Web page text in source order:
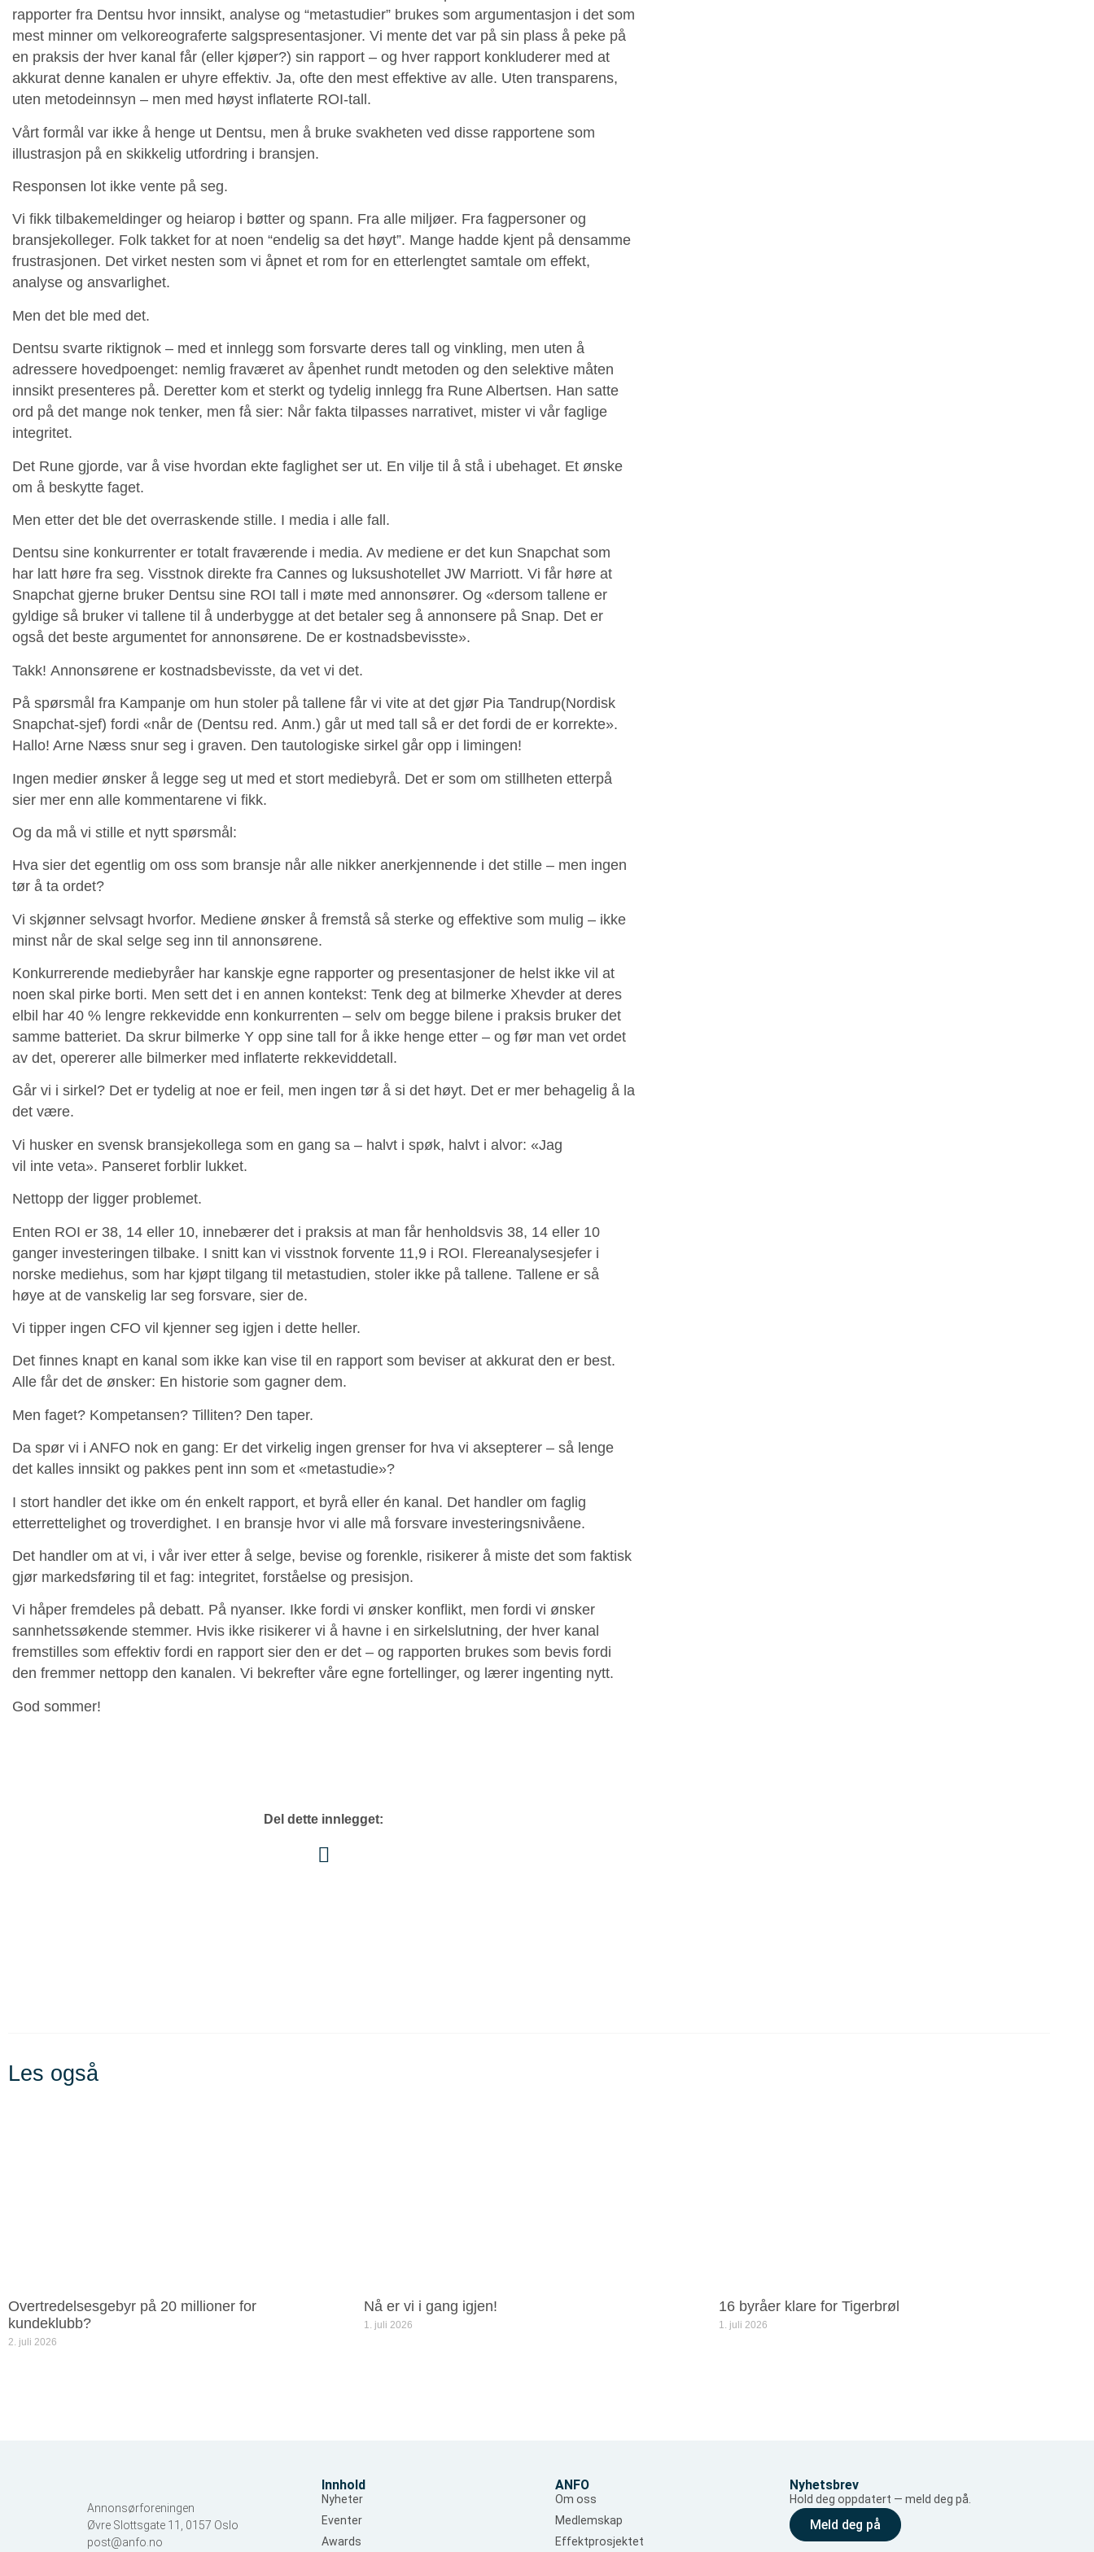
rapporter fra Dentsu hvor innsikt, analyse og “metastudier” brukes som argumentasjon i det som
mest minner om velkoreograferte salgspresentasjoner. Vi mente det var på sin plass å peke på
en praksis der hver kanal får (eller kjøper?) sin rapport – og hver rapport konkluderer med at
akkurat denne kanalen er uhyre effektiv. Ja, ofte den mest effektive av alle. Uten transparens,
uten metodeinnsyn – men med høyst inflaterte ROI-tall.
Vårt formål var ikke å henge ut Dentsu, men å bruke svakheten ved disse rapportene som
illustrasjon på en skikkelig utfordring i bransjen.
Responsen lot ikke vente på seg.
Vi fikk tilbakemeldinger og heiarop i bøtter og spann. Fra alle miljøer. Fra fagpersoner og
bransjekolleger. Folk takket for at noen “endelig sa det høyt”. Mange hadde kjent på densamme
frustrasjonen. Det virket nesten som vi åpnet et rom for en etterlengtet samtale om effekt,
analyse og ansvarlighet.
Men det ble med det.
Dentsu svarte riktignok – med et innlegg som forsvarte deres tall og vinkling, men uten å
adressere hovedpoenget: nemlig fraværet av åpenhet rundt metoden og den selektive måten
innsikt presenteres på. Deretter kom et sterkt og tydelig innlegg fra Rune Albertsen. Han satte
ord på det mange nok tenker, men få sier: Når fakta tilpasses narrativet, mister vi vår faglige
integritet.
Det Rune gjorde, var å vise hvordan ekte faglighet ser ut. En vilje til å stå i ubehaget. Et ønske
om å beskytte faget.
Men etter det ble det overraskende stille. I media i alle fall.
Dentsu sine konkurrenter er totalt fraværende i media. Av mediene er det kun Snapchat som
har latt høre fra seg. Visstnok direkte fra Cannes og luksushotellet JW Marriott. Vi får høre at
Snapchat gjerne bruker Dentsu sine ROI tall i møte med annonsører. Og «dersom tallene er
gyldige så bruker vi tallene til å underbygge at det betaler seg å annonsere på Snap. Det er
også det beste argumentet for annonsørene. De er kostnadsbevisste».
Takk! Annonsørene er kostnadsbevisste, da vet vi det.
På spørsmål fra Kampanje om hun stoler på tallene får vi vite at det gjør Pia Tandrup(Nordisk
Snapchat-sjef) fordi «når de (Dentsu red. Anm.) går ut med tall så er det fordi de er korrekte».
Hallo! Arne Næss snur seg i graven. Den tautologiske sirkel går opp i limingen!
Ingen medier ønsker å legge seg ut med et stort mediebyrå. Det er som om stillheten etterpå
sier mer enn alle kommentarene vi fikk.
Og da må vi stille et nytt spørsmål:
Hva sier det egentlig om oss som bransje når alle nikker anerkjennende i det stille – men ingen
tør å ta ordet?
Vi skjønner selvsagt hvorfor. Mediene ønsker å fremstå så sterke og effektive som mulig – ikke
minst når de skal selge seg inn til annonsørene.
Konkurrerende mediebyråer har kanskje egne rapporter og presentasjoner de helst ikke vil at
noen skal pirke borti. Men sett det i en annen kontekst: Tenk deg at bilmerke Xhevder at deres
elbil har 40 % lengre rekkevidde enn konkurrenten – selv om begge bilene i praksis bruker det
samme batteriet. Da skrur bilmerke Y opp sine tall for å ikke henge etter – og før man vet ordet
av det, opererer alle bilmerker med inflaterte rekkeviddetall.
Går vi i sirkel? Det er tydelig at noe er feil, men ingen tør å si det høyt. Det er mer behagelig å la
det være.
Vi husker en svensk bransjekollega som en gang sa – halvt i spøk, halvt i alvor: «Jag
vil inte veta». Panseret forblir lukket.
Nettopp der ligger problemet.
Enten ROI er 38, 14 eller 10, innebærer det i praksis at man får henholdsvis 38, 14 eller 10
ganger investeringen tilbake. I snitt kan vi visstnok forvente 11,9 i ROI. Flereanalysesjefer i
norske mediehus, som har kjøpt tilgang til metastudien, stoler ikke på tallene. Tallene er så
høye at de vanskelig lar seg forsvare, sier de.
Vi tipper ingen CFO vil kjenner seg igjen i dette heller.
Det finnes knapt en kanal som ikke kan vise til en rapport som beviser at akkurat den er best.
Alle får det de ønsker: En historie som gagner dem.
Men faget? Kompetansen? Tilliten? Den taper.
Da spør vi i ANFO nok en gang: Er det virkelig ingen grenser for hva vi aksepterer – så lenge
det kalles innsikt og pakkes pent inn som et «metastudie»?
I stort handler det ikke om én enkelt rapport, et byrå eller én kanal. Det handler om faglig
etterrettelighet og troverdighet. I en bransje hvor vi alle må forsvare investeringsnivåene.
Det handler om at vi, i vår iver etter å selge, bevise og forenkle, risikerer å miste det som faktisk
gjør markedsføring til et fag: integritet, forståelse og presisjon.
Vi håper fremdeles på debatt. På nyanser. Ikke fordi vi ønsker konflikt, men fordi vi ønsker
sannhetssøkende stemmer. Hvis ikke risikerer vi å havne i en sirkelslutning, der hver kanal
fremstilles som effektiv fordi en rapport sier den er det – og rapporten brukes som bevis fordi
den fremmer nettopp den kanalen. Vi bekrefter våre egne fortellinger, og lærer ingenting nytt.
God sommer!
Del dette innlegget:
Les også
Overtredelsesgebyr på 20 millioner for
kundeklubb?
2. juli 2026
Nå er vi i gang igjen!
1. juli 2026
16 byråer klare for Tigerbrøl
1. juli 2026
Annonsørforeningen
Øvre Slottsgate 11, 0157 Oslo
post@anfo.no
Innhold
Nyheter
Eventer
Awards
ANFO
Om oss
Medlemskap
Effektprosjektet
Nyhetsbrev
Hold deg oppdatert — meld deg på.
Meld deg på